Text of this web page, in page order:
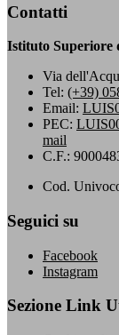
Contatti
Istituto Superiore
Via
Tel: (+39)
Email:
PEC:
mail
C.F.:
Cod.
Seguici su
Facebook
Instagram
Sezione Link